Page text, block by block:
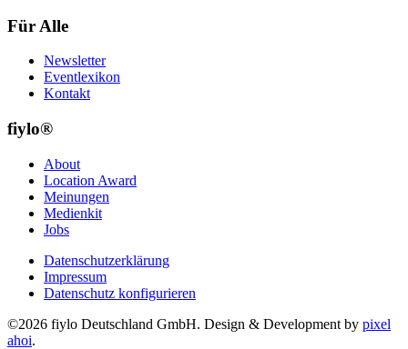
Für Alle
Newsletter
Eventlexikon
Kontakt
fiylo®
About
Location Award
Meinungen
Medienkit
Jobs
Datenschutzerklärung
Impressum
Datenschutz konfigurieren
©2026 fiylo Deutschland GmbH. Design & Development by pixel
ahoi.